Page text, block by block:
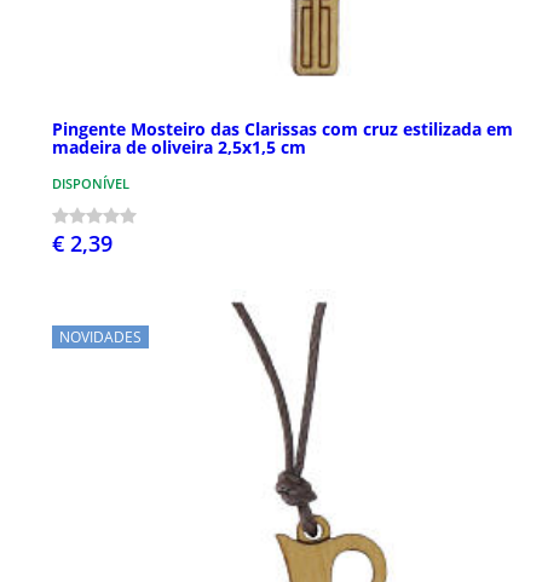
Pingente Mosteiro das Clarissas com cruz estilizada em
madeira de oliveira 2,5x1,5 cm
DISPONÍVEL
€ 2,39
NOVIDADES